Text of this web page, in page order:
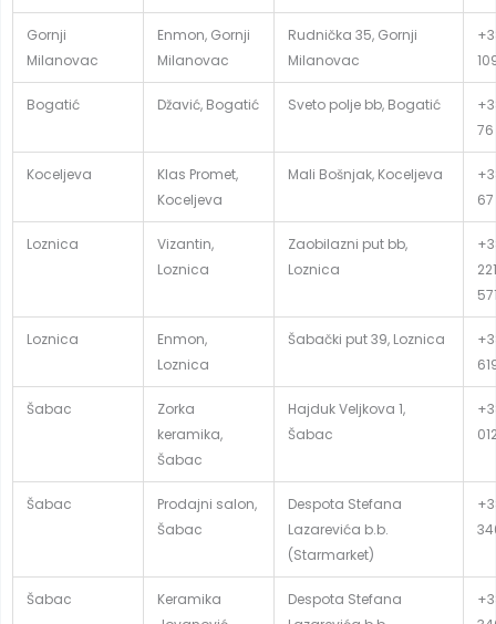
Gornji
Milanovac
Enmon, Gornji
Milanovac
Rudnička 35, Gornji
Milanovac
Bogatić Džavić, Bogatić Sveto polje bb, Bogatić
76
Koceljeva
Klas Promet,
Koceljeva
Mali Bošnjak, Koceljeva
Loznica
Vizantin,
Loznica
Zaobilazni put bb,
Loznica
Loznica
Enmon,
Loznica
Šabački put 39, Loznica
Šabac
Zorka
keramika,
Šabac
Hajduk Veljkova 1,
Šabac
Šabac
Prodajni salon,
Šabac
Despota Stefana
Lazarevića b.b.
(Starmarket)
Šabac
Keramika
Despota Stefana